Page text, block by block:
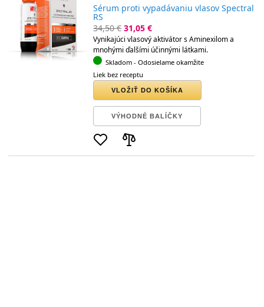
Sérum proti vypadávaniu vlasov Spectral
RS
34,50 € 31,05 €
Vynikajúci vlasový aktivátor s Aminexilom a
mnohými ďalšími účinnými látkami.
Skladom - Odosielame okamžite
Liek bez receptu
VLOŽIŤ DO KOŠÍKA
VÝHODNÉ BALÍČKY